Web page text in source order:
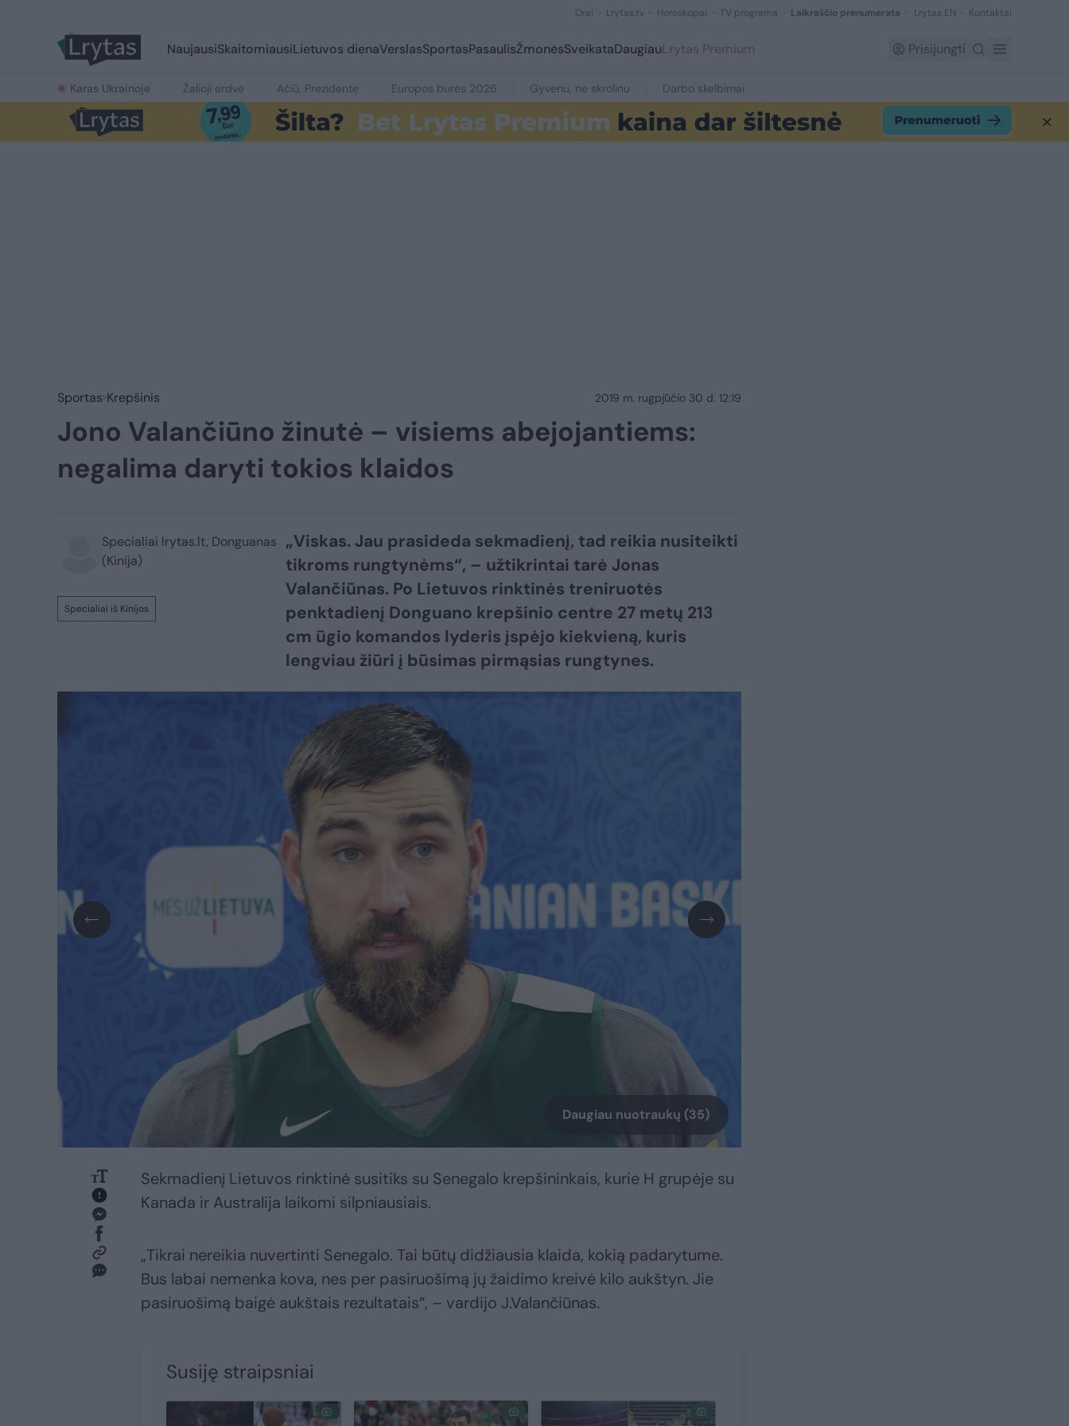
Orai Lrytas.tv Horoskopai TV programa Laikraščio prenumerata Lrytas EN Kontaktai
NaujausiSkaitomiausiLietuvos dienaVerslasSportasPasaulisŽmonėsSveikataDaugiauLrytas Premium Prisijungti
Karas Ukrainoje Žalioji erdvė Ačiū, Prezidente Europos burės 2026 Gyvenu, ne skrolinu Darbo skelbimai
Sportas Krepšinis 2019 m. rugpjūčio 30 d. 12:19
Jono Valančiūno žinutė – visiems abejojantiems:
negalima daryti tokios klaidos
Specialiai lrytas.lt, Donguanas
(Kinija)
Specialiai iš Kinijos
„Viskas. Jau prasideda sekmadienį, tad reikia nusiteikti
tikroms rungtynėms“, – užtikrintai tarė Jonas
Valančiūnas. Po Lietuvos rinktinės treniruotės
penktadienį Donguano krepšinio centre 27 metų 213
cm ūgio komandos lyderis įspėjo kiekvieną, kuris
lengviau žiūri į būsimas pirmąsias rungtynes.
Daugiau nuotraukų (35)
Sekmadienį Lietuvos rinktinė susitiks su Senegalo krepšininkais, kurie H grupėje su
Kanada ir Australija laikomi silpniausiais.
„Tikrai nereikia nuvertinti Senegalo. Tai būtų didžiausia klaida, kokią padarytume.
Bus labai nemenka kova, nes per pasiruošimą jų žaidimo kreivė kilo aukštyn. Jie
pasiruošimą baigė aukštais rezultatais“, – vardijo J.Valančiūnas.
Susiję straipsniai